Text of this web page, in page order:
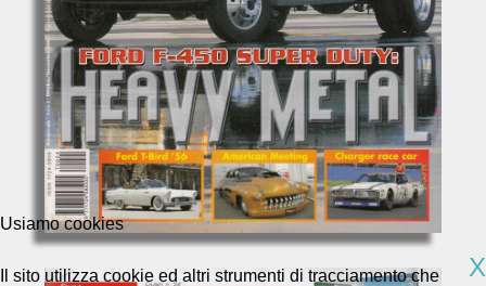
Usiamo cookies
X
Il sito utilizza cookie ed altri strumenti di tracciamento che